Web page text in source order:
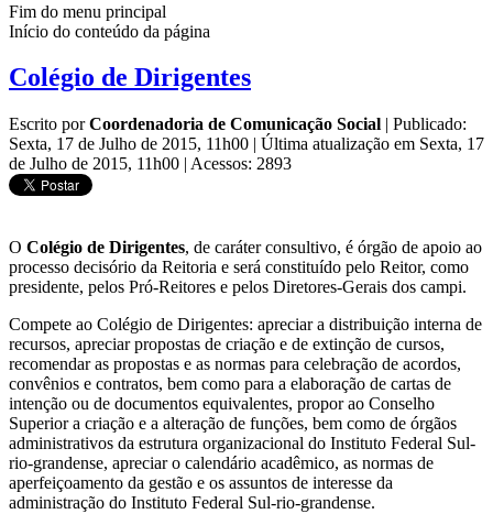
Fim do menu principal
Início do conteúdo da página
Colégio de Dirigentes
Escrito porCoordenadoria de Comunicação Social | Publicado:
Sexta, 17 de Julho de 2015, 11h00 | Última atualização em Sexta, 17
de Julho de 2015, 11h00 | Acessos: 2893
O Colégio de Dirigentes, de caráter consultivo, é órgão de apoio ao
processo decisório da Reitoria e será constituído pelo Reitor, como
presidente, pelos Pró-Reitores e pelos Diretores-Gerais dos campi.
Compete ao Colégio de Dirigentes: apreciar a distribuição interna de
recursos, apreciar propostas de criação e de extinção de cursos,
recomendar as propostas e as normas para celebração de acordos,
convênios e contratos, bem como para a elaboração de cartas de
intenção ou de documentos equivalentes, propor ao Conselho
Superior a criação e a alteração de funções, bem como de órgãos
administrativos da estrutura organizacional do Instituto Federal Sul-
rio-grandense, apreciar o calendário acadêmico, as normas de
aperfeiçoamento da gestão e os assuntos de interesse da
administração do Instituto Federal Sul-rio-grandense.